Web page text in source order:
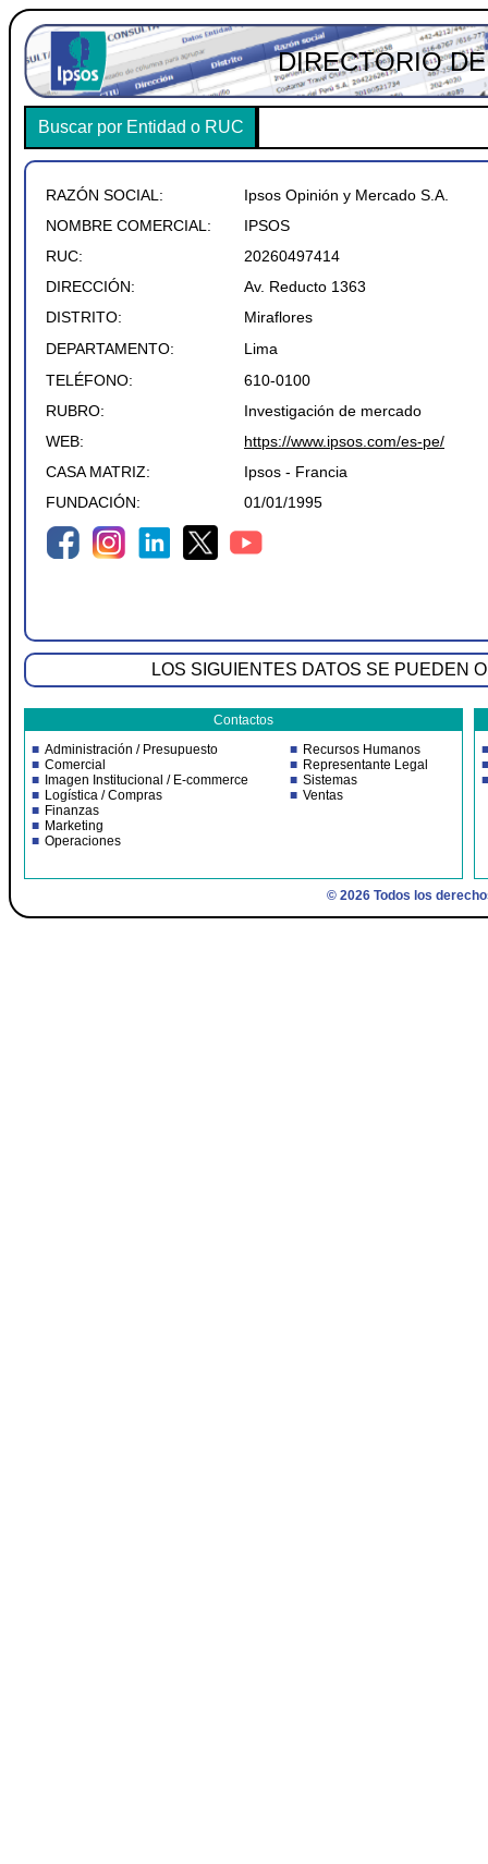
DIRECTORIO
Buscar por Entidad o RUC
RAZÓN SOCIAL:
Ipsos Opinión y Mercado S.A.
NOMBRE COMERCIAL:
IPSOS
RUC:
20260497414
DIRECCIÓN:
Av. Reducto 1363
DISTRITO:
Miraflores
DEPARTAMENTO:
Lima
TELÉFONO:
610-0100
RUBRO:
Investigación de mercado
WEB:
https://www.ipsos.com/es-pe/
CASA MATRIZ:
Ipsos - Francia
FUNDACIÓN:
01/01/1995
LOS SIGUIENTES DATOS SE PUEDEN
Contactos
Administración / Presupuesto
Comercial
Imagen Institucional / E-commerce
Logística / Compras
Finanzas
Marketing
Operaciones
Recursos Humanos
Representante Legal
Sistemas
Ventas
© 2026 Todos los